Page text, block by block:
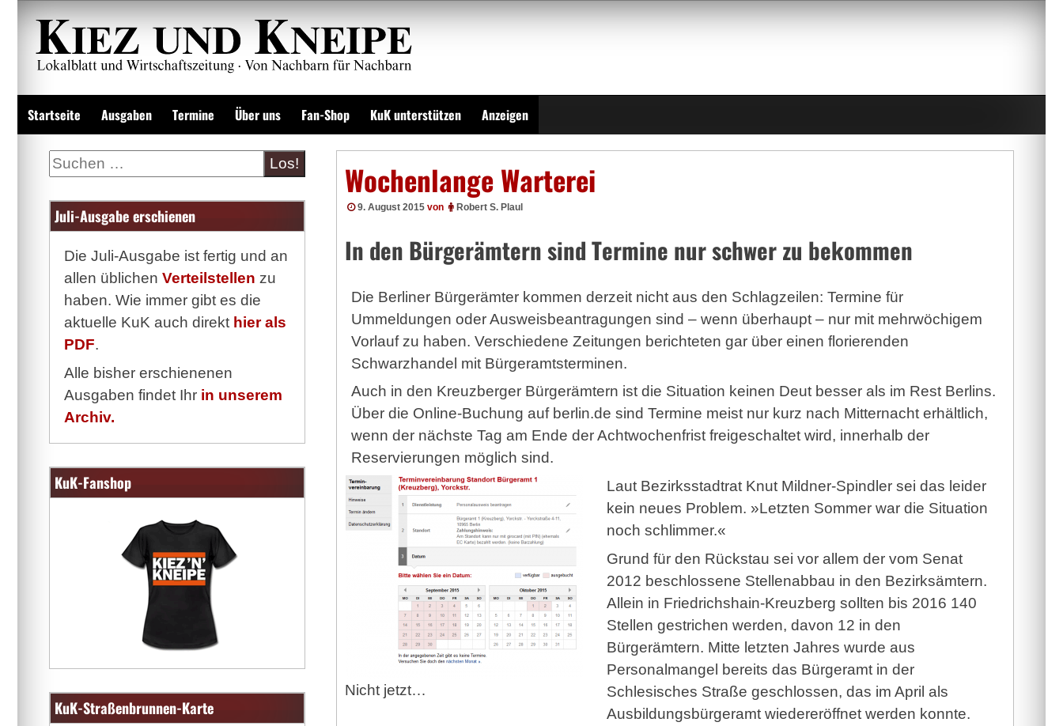
Zum
Inhalt
springen
Startseite Ausgaben Termine Über uns Fan-Shop KuK unterstützen Anzeigen
Wochenlange Warterei
9. August 2015 von Robert S. Plaul
In den Bürgerämtern sind Termine nur schwer zu bekommen
Die Berliner Bür­ger­äm­ter kommen derzeit nicht aus den Schlagzeilen: Termine für
Ummeldungen oder Ausweisbeantragungen sind – wenn überhaupt – nur mit mehrwöchigem
Vorlauf zu haben. Verschiedene Zeitungen berichteten gar über einen florierenden
Schwarzhandel mit Bürgeramtsterminen.
Auch in den Kreuzberger Bürgerämtern ist die Situation keinen Deut besser als im Rest Ber­lins.
Über die Online-Buchung auf berlin.de sind Termine meist nur kurz nach Mitternacht erhältlich,
wenn der nächste Tag am Ende der Achtwochenfrist freigeschaltet wird, innerhalb der
Reservierungen möglich sind.
Nicht jetzt…
Laut Bezirksstadtrat Knut Mildner-Spindler sei das leider
kein neues Problem. »Letzten Sommer war die Situation
noch schlimmer.«
Grund für den Rückstau sei vor allem der vom Senat
2012 beschlossene Stellenabbau in den Bezirksämtern.
Allein in Friedrichshain-Kreuzberg sollten bis 2016 140
Stellen gestrichen werden, davon 12 in den
Bürgerämtern. Mitte letzten Jahres wurde aus
Personalmangel bereits das Bürgeramt in der
Schlesisches Straße geschlossen, das im April als
Ausbildungsbürgeramt wiedereröffnet werden konnte.
Suche
Juli-Ausgabe erschienen
Die Juli-Ausgabe ist fertig und an
allen üblichen Verteilstellen zu
haben. Wie immer gibt es die
aktuelle KuK auch direkt hier als
PDF.
Alle bisher erschienenen
Ausgaben findet Ihr in unserem
Archiv.
KuK-Fanshop
KuK-Straßenbrunnen-Karte